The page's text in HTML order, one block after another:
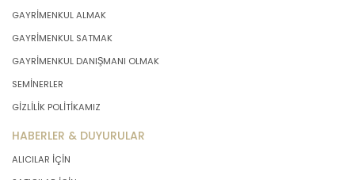
GAYRİMENKUL ALMAK
GAYRİMENKUL SATMAK
GAYRİMENKUL DANIŞMANI OLMAK
SEMİNERLER
GİZLİLİK POLİTİKAMIZ
HABERLER & DUYURULAR
ALICILAR İÇİN